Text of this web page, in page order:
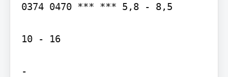
0374 0470 *** *** 5,8 - 8,5
10 - 16
-